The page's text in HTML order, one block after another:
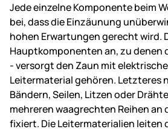
Jede einzelne Komponente beim
bei, dass die Einzäunung
hohen Erwartungen gerecht wird.
Hauptkomponenten an, zu denen
- versorgt den Zaun mit
Leitermaterial gehören. Letzteres
Bändern, Seilen, Litzen oder
mehreren waagrechten Reihen an
fixiert. Die Leitermaterialien leiten